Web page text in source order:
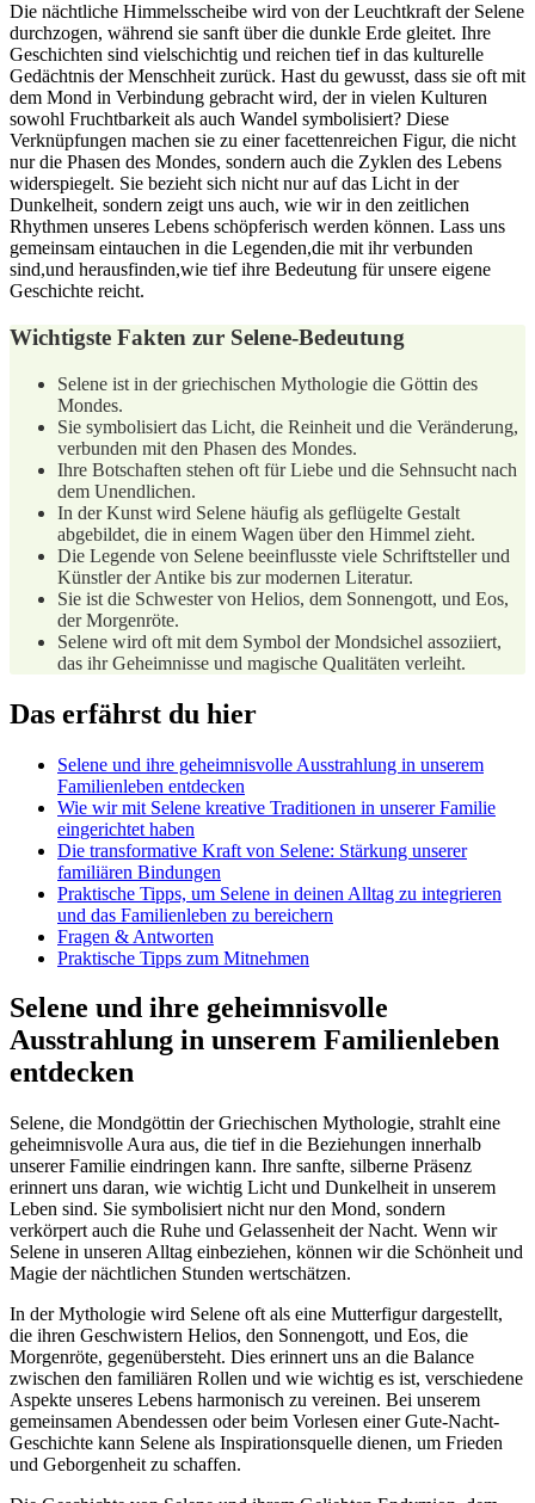
Die nächtliche Himmelsscheibe wird von der Leuchtkraft der‍ Selene
durchzogen, während sie sanft über die dunkle Erde gleitet. Ihre
Geschichten sind vielschichtig und reichen tief in das kulturelle
Gedächtnis der Menschheit zurück. Hast du gewusst, dass sie oft mit
dem Mond in ⁣Verbindung gebracht wird, der⁤ in vielen Kulturen
sowohl Fruchtbarkeit ⁢als⁢ auch Wandel symbolisiert? Diese
Verknüpfungen machen sie zu einer⁤ facettenreichen Figur, die nicht
nur die Phasen ‍des Mondes, sondern auch ⁢die Zyklen des Lebens
widerspiegelt. Sie bezieht sich nicht ​nur auf das Licht in der
Dunkelheit, sondern zeigt uns auch, wie wir in den zeitlichen
Rhythmen unseres Lebens schöpferisch werden ⁤können. Lass uns
gemeinsam eintauchen in die Legenden,die mit ihr verbunden
sind,und herausfinden,wie tief ihre Bedeutung für unsere eigene‌
Geschichte reicht.
Wichtigste ‌Fakten zur Selene-Bedeutung
Selene ist in der griechischen Mythologie⁢ die Göttin des
Mondes.
Sie symbolisiert das Licht, die Reinheit und⁢ die Veränderung,
verbunden mit den Phasen des Mondes.
Ihre ‍Botschaften ‍stehen oft für Liebe und‍ die Sehnsucht nach
dem ⁤Unendlichen.
In der Kunst wird Selene häufig als geflügelte Gestalt
abgebildet, die in einem Wagen ⁤über den Himmel zieht.
Die Legende von Selene beeinflusste viele Schriftsteller und
Künstler der Antike bis zur⁢ modernen Literatur.
Sie ist die Schwester von Helios, dem Sonnengott, und Eos,
der Morgenröte.
Selene wird oft mit dem Symbol der Mondsichel assoziiert,
das ihr Geheimnisse und magische Qualitäten verleiht.
Das⁣ erfährst du hier
Selene und ihre geheimnisvolle Ausstrahlung in unserem
Familienleben ​entdecken
Wie wir mit Selene kreative Traditionen in ⁢unserer Familie
eingerichtet ⁢haben
Die transformative Kraft von Selene: Stärkung unserer
familiären Bindungen
Praktische Tipps, um Selene in deinen Alltag zu ⁢integrieren
und das Familienleben zu bereichern
Fragen ⁢& Antworten
Praktische Tipps zum Mitnehmen
Selene und ihre geheimnisvolle
Ausstrahlung⁤ in unserem Familienleben
entdecken
Selene, die Mondgöttin der ⁣Griechischen Mythologie, strahlt eine
geheimnisvolle Aura aus, die tief in die Beziehungen innerhalb
unserer Familie eindringen kann. Ihre sanfte, silberne ⁣Präsenz
erinnert uns daran, wie wichtig Licht und Dunkelheit in unserem
Leben sind. Sie symbolisiert nicht nur den Mond, sondern
verkörpert auch die Ruhe und Gelassenheit der Nacht. Wenn wir
Selene in unseren Alltag einbeziehen, können wir die Schönheit und
Magie der nächtlichen Stunden wertschätzen.
In der Mythologie wird Selene oft als eine Mutterfigur dargestellt,
die ihren Geschwistern Helios, den ‌Sonnengott, und Eos, die
Morgenröte, gegenübersteht. Dies erinnert uns an die Balance
zwischen ⁤den familiären Rollen und wie wichtig ⁣es ist, verschiedene
Aspekte ⁤unseres Lebens harmonisch zu vereinen. Bei unserem
gemeinsamen Abendessen oder beim Vorlesen ‌einer Gute-Nacht-
Geschichte kann Selene ⁣als Inspirationsquelle dienen, um Frieden
und Geborgenheit zu schaffen.